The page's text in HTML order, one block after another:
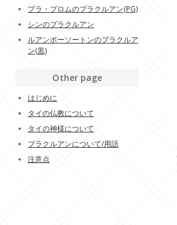
プラ・プロムのプラクルアン(PG)
シンのプラクルアン
ルアンポーソートンのプラクルア
ン(黒)
Other page
はじめに
タイの仏教について
タイの神様について
プラクルアンについて/用語
注意点